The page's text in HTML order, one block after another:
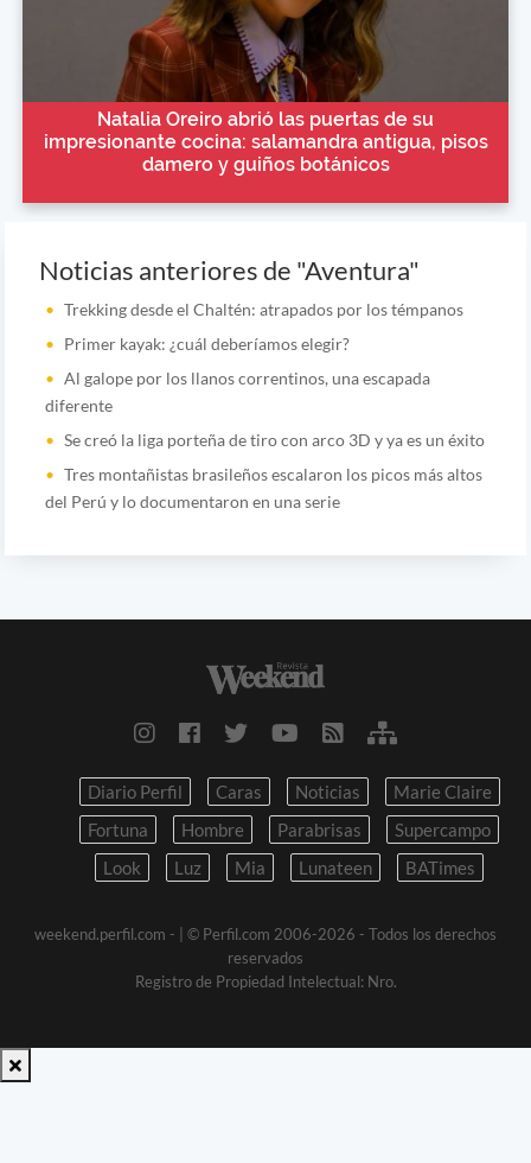
Natalia Oreiro abrió las puertas de su
impresionante cocina: salamandra antigua, pisos
damero y guiños botánicos
Noticias anteriores de "Aventura"
Trekking desde el Chaltén: atrapados por los témpanos
Primer kayak: ¿cuál deberíamos elegir?
Al galope por los llanos correntinos, una escapada
diferente
Se creó la liga porteña de tiro con arco 3D y ya es un éxito
Tres montañistas brasileños escalaron los picos más altos
del Perú y lo documentaron en una serie
Diario Perfil Caras Noticias
Marie Claire
Fortuna
Hombre Parabrisas
Supercampo
Look
Luz Mia Lunateen BATimes
weekend.perfil.com -
| © Perfil.com 2006-2026 - Todos los derechos
reservados
Registro de Propiedad Intelectual: Nro.